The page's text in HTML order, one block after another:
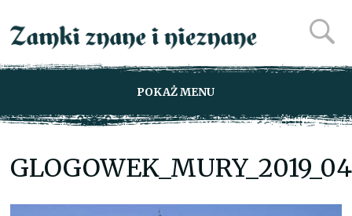
POKAŻ MENU
GLOGOWEK_MURY_2019_04